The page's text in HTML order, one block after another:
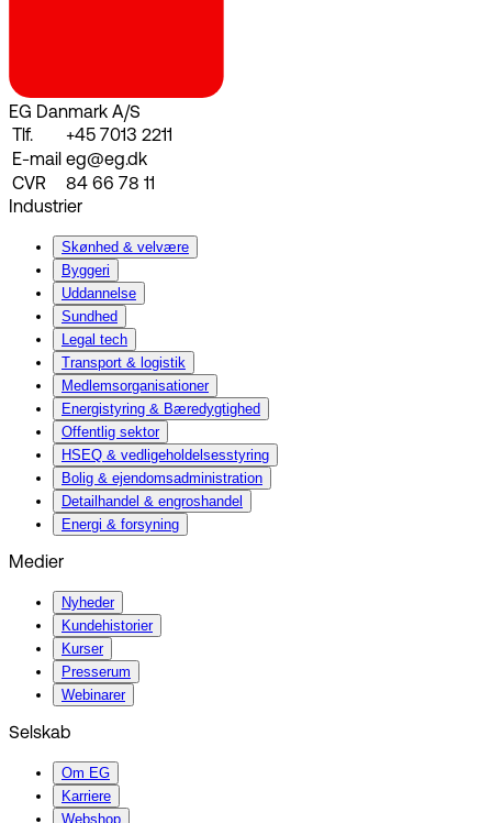
EG Danmark A/S
Tlf.
+45 7013 2211
E-mail eg@eg.dk
CVR
84 66 78 11
Industrier
Skønhed & velvære
Byggeri
Uddannelse
Sundhed
Legal tech
Transport & logistik
Medlemsorganisationer
Energistyring & Bæredygtighed
Offentlig sektor
HSEQ & vedligeholdelsesstyring
Bolig & ejendomsadministration
Detailhandel & engroshandel
Energi & forsyning
Medier
Nyheder
Kundehistorier
Kurser
Presserum
Webinarer
Selskab
Om EG
Karriere
Webshop